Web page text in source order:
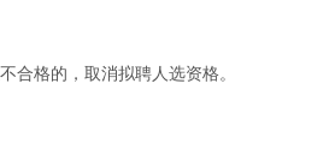
合格的，取消拟聘人选资格。